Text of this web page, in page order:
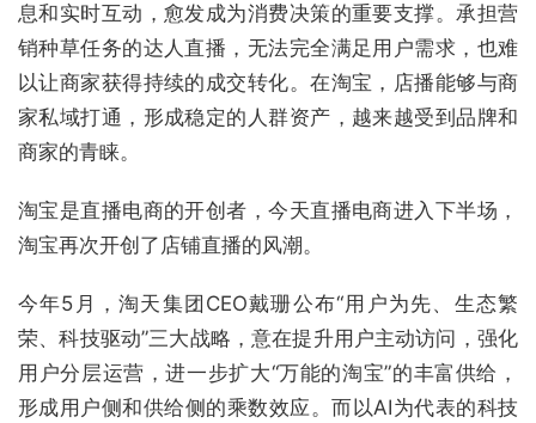
息和实时互动，愈发成为消费决策的重要支撑。承担营
销种草任务的达人直播，无法完全满足用户需求，也难
以让商家获得持续的成交转化。在淘宝，店播能够与商
家私域打通，形成稳定的人群资产，越来越受到品牌和
商家的青睐。
淘宝是直播电商的开创者，今天直播电商进入下半场，
淘宝再次开创了店铺直播的风潮。
今年5月，淘天集团CEO戴珊公布“用户为先、生态繁
荣、科技驱动”三大战略，意在提升用户主动访问，强化
用户分层运营，进一步扩大“万能的淘宝”的丰富供给，
形成用户侧和供给侧的乘数效应。而以AI为代表的科技